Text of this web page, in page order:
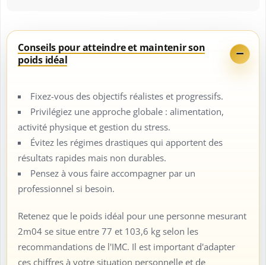
Conseils pour atteindre et maintenir son
poids idéal
Fixez-vous des objectifs réalistes et progressifs.
Privilégiez une approche globale : alimentation,
activité physique et gestion du stress.
Évitez les régimes drastiques qui apportent des
résultats rapides mais non durables.
Pensez à vous faire accompagner par un
professionnel si besoin.
Retenez que le poids idéal pour une personne mesurant
2m04 se situe entre 77 et 103,6 kg selon les
recommandations de l'IMC. Il est important d'adapter
ces chiffres à votre situation personnelle et de